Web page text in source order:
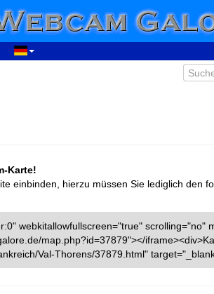
Karte!
einbinden, hierzu müssen Sie lediglich den
webkitallowfullscreen="true" scrolling="no"
map.php?id=37879"></
Val-Thorens/37879.html"